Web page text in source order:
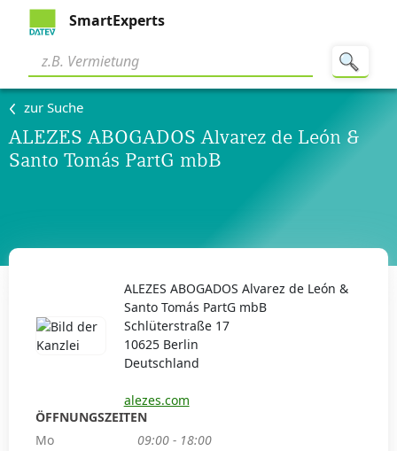
SmartExperts
zur Suche
ALEZES ABOGADOS Alvarez de León &
Santo Tomás PartG mbB
ALEZES ABOGADOS Alvarez de León &
Santo Tomás PartG mbB
Schlüterstraße 17
10625 Berlin
Deutschland
alezes.com
ÖFFNUNGSZEITEN
Mo
09:00 - 18:00